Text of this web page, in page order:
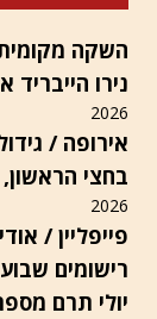
השקה
נירו
2026
אירופה /
בחצי
2026
פייפליין / אודי 2030
יולי תרם